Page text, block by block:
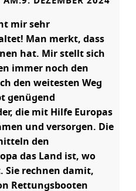
mir sehr
Man merkt, dass
hat. Mir stellt sich
immer noch den
den weitesten Weg
genügend
die mit Hilfe Europas
und versorgen. Die
den
das Land ist, wo
Sie rechnen damit,
Rettungsbooten